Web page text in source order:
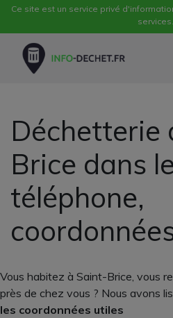
Ce site est un service privé
services.
Déchetterie
Brice dans
téléphone,
Vous habitez à Saint-Brice, vous
près de chez vous ? Nous avons
les coordonnées utiles